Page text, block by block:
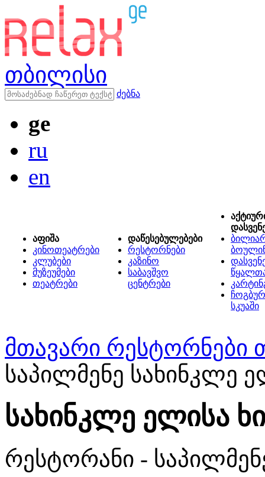
თბილისი
ძებნა
ge
ru
en
აფიშა
კინოთეატრები
კლუბები
მუზეუმები
თეატრები
დაწესებულებები
რესტორნები
კაზინო
საბავშვო
ცენტრები
სკუაში
მთავარი რესტორნები
საპილმენე სახინკლე
სახინკლე ელისა
რესტორანი -